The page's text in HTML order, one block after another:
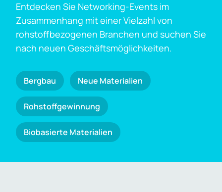
Entdecken Sie Networking-Events im
Zusammenhang mit einer Vielzahl von
rohstoffbezogenen Branchen und suchen Sie
nach neuen Geschäftsmöglichkeiten.
Bergbau Neue Materialien
Rohstoffgewinnung
Biobasierte Materialien